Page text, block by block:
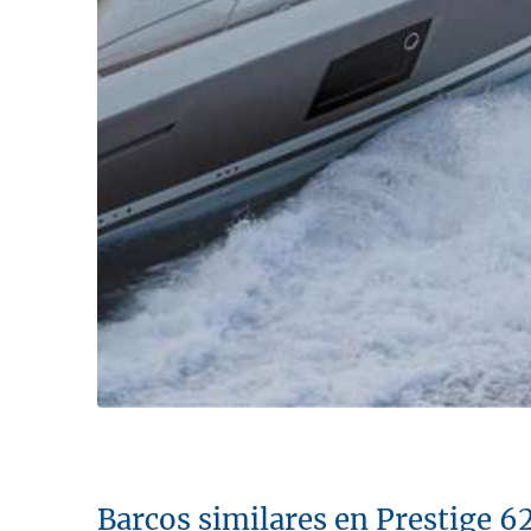
Barcos similares en Prestige